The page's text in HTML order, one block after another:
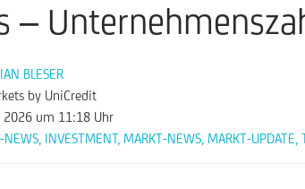
–
BLESER
by UniCredit
2026 um 11:18 Uhr
NEWS INVESTMENT, MARKT-NEWS MARKT-UPDATE